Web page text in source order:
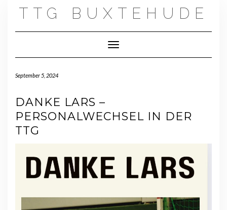
TTG BUXTEHUDE
Toggle Navigation
September 5, 2024
DANKE LARS –
PERSONALWECHSEL IN DER
TTG